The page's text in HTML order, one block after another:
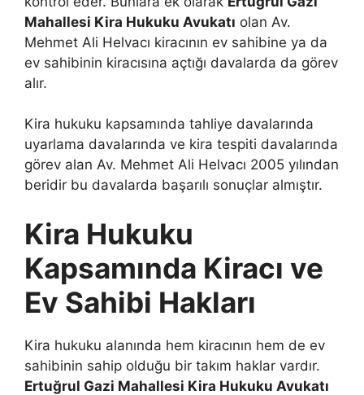
Mahallesi Kira Hukuku Avukatı olan Av.
Mehmet Ali Helvacı kiracının ev sahibine ya da
ev sahibinin kiracısına açtığı davalarda da görev
alır.
Kira hukuku kapsamında tahliye davalarında
uyarlama davalarında ve kira tespiti davalarında
görev alan Av. Mehmet Ali Helvacı 2005 yılından
beridir bu davalarda başarılı sonuçlar almıştır.
Kira Hukuku
Kapsamında Kiracı ve
Ev Sahibi Hakları
Kira hukuku alanında hem kiracının hem de ev
sahibinin sahip olduğu bir takım haklar vardır.
Ertuğrul Gazi Mahallesi Kira Hukuku Avukatı